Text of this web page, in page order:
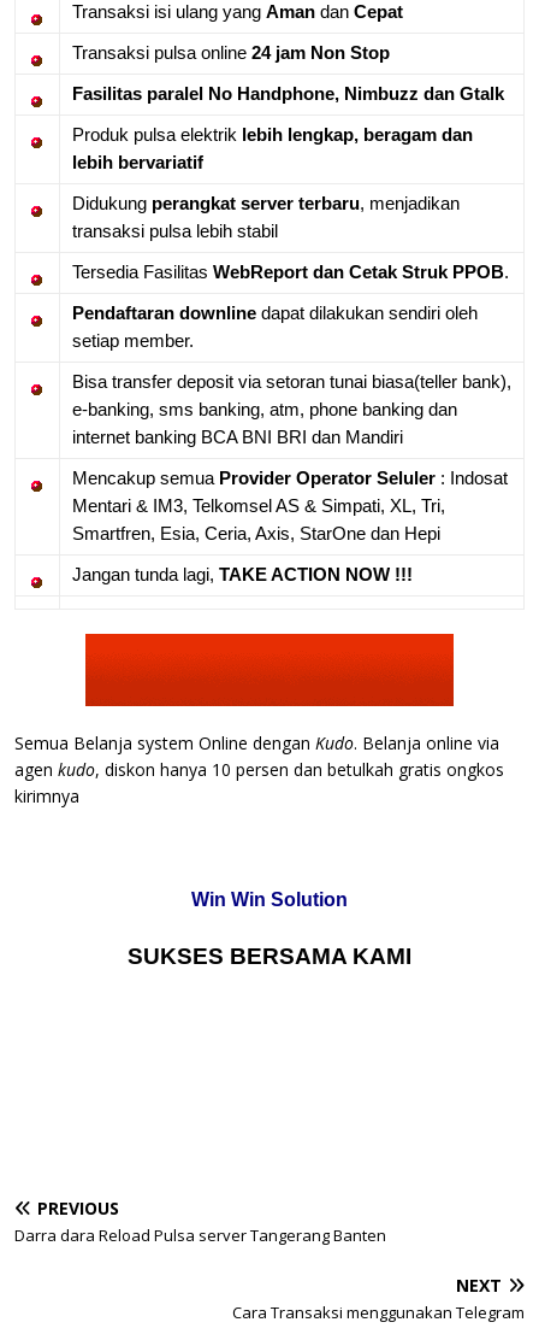
Transaksi isi ulang yang Aman dan Cepat
Transaksi pulsa online 24 jam Non Stop
Fasilitas paralel No Handphone, Nimbuzz dan Gtalk
Produk pulsa elektrik lebih lengkap, beragam dan
lebih bervariatif
Didukung perangkat server terbaru, menjadikan
transaksi pulsa lebih stabil
Tersedia Fasilitas WebReport dan Cetak Struk PPOB.
Pendaftaran downline dapat dilakukan sendiri oleh
setiap member.
Bisa transfer deposit via setoran tunai biasa(teller bank),
e-banking, sms banking, atm, phone banking dan
internet banking BCA BNI BRI dan Mandiri
Mencakup semua Provider Operator Seluler : Indosat
Mentari & IM3, Telkomsel AS & Simpati, XL, Tri,
Smartfren, Esia, Ceria, Axis, StarOne dan Hepi
Jangan tunda lagi, TAKE ACTION NOW !!!
Semua Belanja system Online dengan Kudo. Belanja online via
agen kudo, diskon hanya 10 persen dan betulkah gratis ongkos
kirimnya
Win Win Solution
SUKSES BERSAMA KAMI
PREVIOUS
Darra dara Reload Pulsa server Tangerang Banten
NEXT
Cara Transaksi menggunakan Telegram